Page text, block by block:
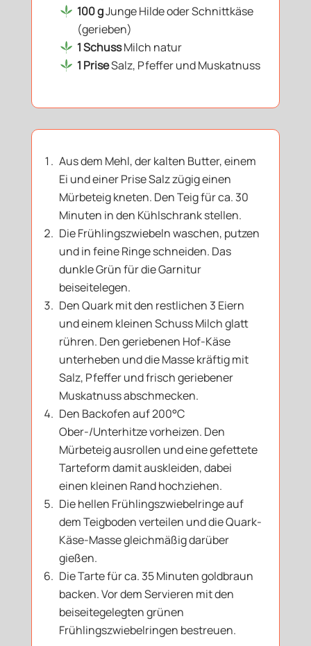
100 gJunge Hilde oder Schnittkäse
(gerieben)
1 SchussMilch natur
1 PriseSalz, Pfeffer und Muskatnuss
Aus dem Mehl, der kalten Butter, einem
Ei und einer Prise Salz zügig einen
Mürbeteig kneten. Den Teig für ca. 30
Minuten in den Kühlschrank stellen.
Die Frühlingszwiebeln waschen, putzen
und in feine Ringe schneiden. Das
dunkle Grün für die Garnitur
beiseitelegen.
Den Quark mit den restlichen 3 Eiern
und einem kleinen Schuss Milch glatt
rühren. Den geriebenen Hof-Käse
unterheben und die Masse kräftig mit
Salz, Pfeffer und frisch geriebener
Muskatnuss abschmecken.
Den Backofen auf 200°C
Ober-/Unterhitze vorheizen. Den
Mürbeteig ausrollen und eine gefettete
Tarteform damit auskleiden, dabei
einen kleinen Rand hochziehen.
Die hellen Frühlingszwiebelringe auf
dem Teigboden verteilen und die Quark-
Käse-Masse gleichmäßig darüber
gießen.
Die Tarte für ca. 35 Minuten goldbraun
backen. Vor dem Servieren mit den
beiseitegelegten grünen
Frühlingszwiebelringen bestreuen.